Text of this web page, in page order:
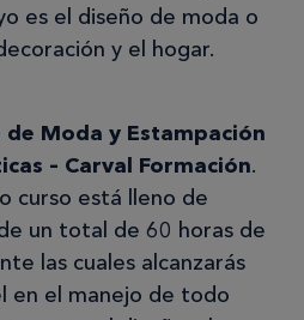
es el diseño de moda o
y el hogar.
de Moda y Estampación
– Carval Formación.
curso está lleno de
un total de 60 horas de
las cuales alcanzarás
en el manejo de todo